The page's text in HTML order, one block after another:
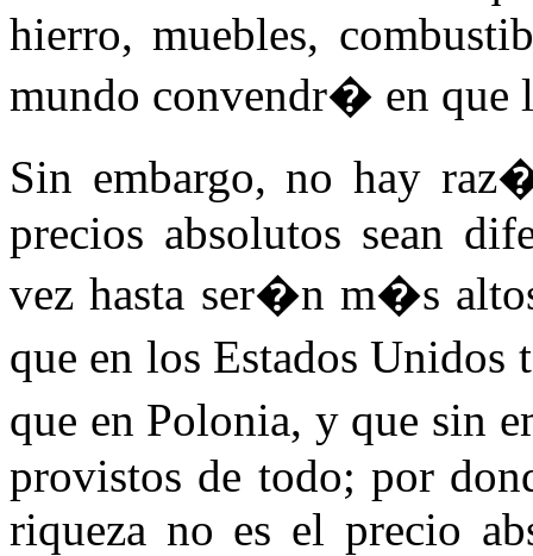
hierro, muebles,
mundo convendr� en
Sin embargo, no hay
precios absolutos sean
vez hasta ser�n m�s
que en los Estados
que en Polonia, y que sin
provistos de todo; por
riqueza no es el precio